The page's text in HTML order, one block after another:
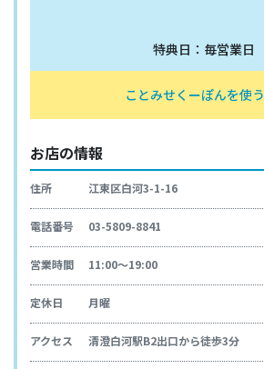
特典日：毎営業日
ことみせくーぽんを使う
お店の情報
住所 江東区白河3-1-16
電話番号 03-5809-8841
営業時間 11:00～19:00
定休日 月曜
アクセス 清澄白河駅B2出口から徒歩3分